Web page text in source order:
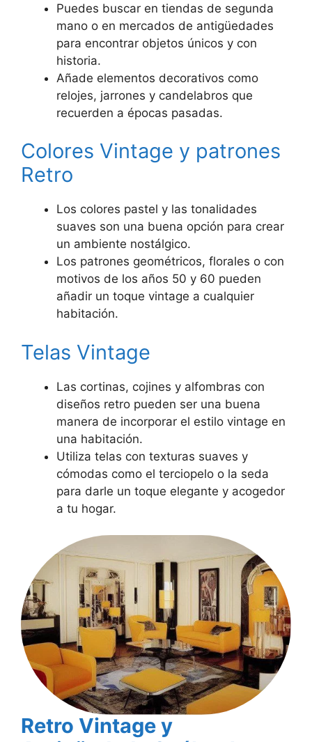
Puedes buscar en tiendas de segunda
mano o en mercados de antigüedades
para encontrar objetos únicos y con
historia.
Añade elementos decorativos como
relojes, jarrones y candelabros que
recuerden a épocas pasadas.
Colores Vintage y patrones
Retro
Los colores pastel y las tonalidades
suaves son una buena opción para crear
un ambiente nostálgico.
Los patrones geométricos, florales o con
motivos de los años 50 y 60 pueden
añadir un toque vintage a cualquier
habitación.
Telas Vintage
Las cortinas, cojines y alfombras con
diseños retro pueden ser una buena
manera de incorporar el estilo vintage en
una habitación.
Utiliza telas con texturas suaves y
cómodas como el terciopelo o la seda
para darle un toque elegante y acogedor
a tu hogar.
Retro Vintage y